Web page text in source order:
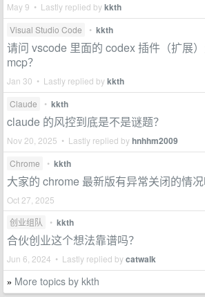
May 9 • Lastly replied bykkth
Visual Studio Code • kkth
请问 vscode 里面的 codex 插件（扩展
mcp？
Jan 30 • Lastly replied bykkth
Claude • kkth
claude 的风控到底是不是谜题？
Nov 20, 2025 • Lastly replied byhnhhm2009
Chrome • kkth
大家的 chrome 最新版有异常关闭的情况
Oct 27, 2025
创业组队
• kkth
合伙创业这个想法靠谱吗？
Jun 6, 2024 • Lastly replied bycatwalk
» More topics by kkth